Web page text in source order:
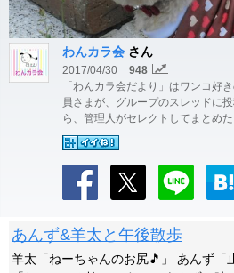
わんカラ会 さん
2017/04/30
948
「わんカラ会だより」はワンコ好
員さまが、グループのスレッドに
ら、管理人がセレクトしてまとめた
あんず&羊太と午後散歩
羊太「ねーちゃんのお尻🎵」 あんず「